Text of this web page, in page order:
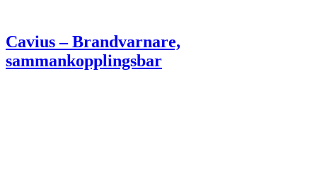
Cavius – Brandvarnare,
sammankopplingsbar